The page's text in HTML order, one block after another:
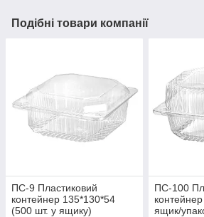
Подібні товари компанії
ПС-9 Пластиковий
контейнер 135*130*54
(500 шт. у ящику)
ПС-100
ящик/